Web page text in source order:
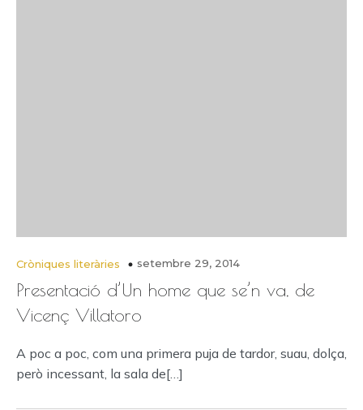
Cròniques literàries setembre 29, 2014
Presentació d’Un home que se’n va, de
Vicenç Villatoro
A poc a poc, com una primera puja de tardor, suau, dolça,
però incessant, la sala de[…]